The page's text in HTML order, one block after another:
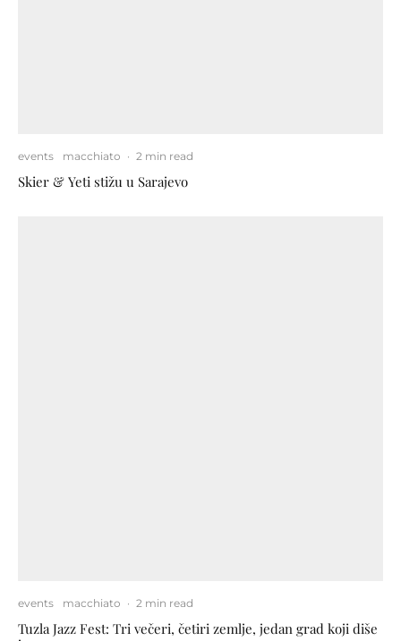
events macchiato · 2 min read
Skier & Yeti stižu u Sarajevo
events macchiato · 2 min read
Tuzla Jazz Fest: Tri večeri, četiri zemlje, jedan grad koji diše